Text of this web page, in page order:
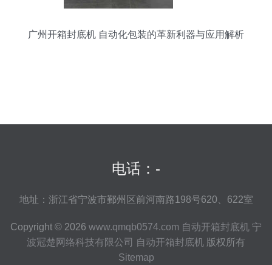
广州开箱封底机 自动化包装的革新利器与应用解析
电话：-
地址：浙江省宁波市鄞州区前河南路198号620、622室
Copyright © 2026 www.qmqb0574.com 自动开箱封底机 宁
波冠楚网络科技有限公司 自动开箱封底机 版权所有
Sitemap